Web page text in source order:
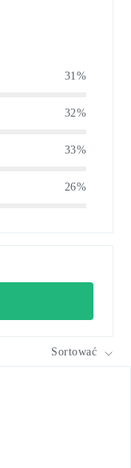
31%
32%
33%
26%
Sortować